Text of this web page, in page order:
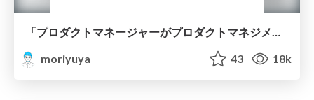
「プロダクトマネージャーがプロダクトマネジメントを失敗させる!?」大企業病の罠を乗り越え若々しいチームを実現する/Traps of Optimization in Product Management 2024
moriyuya
43 18k